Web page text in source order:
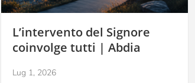
L’intervento del Signore
coinvolge tutti | Abdia
Lug 1, 2026